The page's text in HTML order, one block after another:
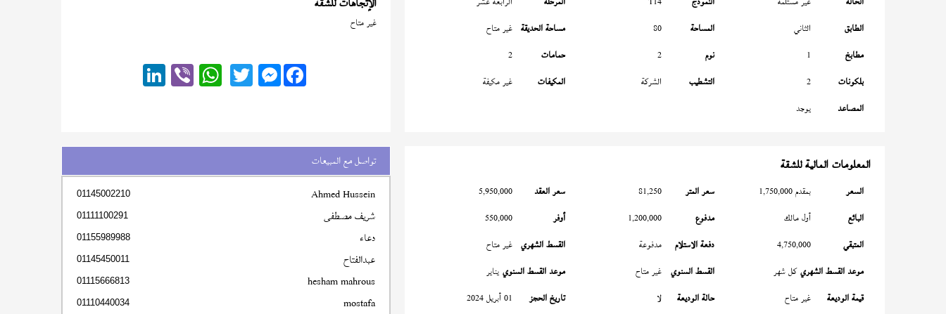
الطابق
الثاني المساحة 80 مساحة الحديقة غير متاح
مطابخ
1 نوم 2 حمامات
2
بلكونات
2 التشطيب الشركة المكيفات
غير مكيفة
المصاعد
يوجد
غير متاح
Messenger
المعلومات المالية للشقة
السعر بمقدم 1,750,000 سعر المتر 81,250 سعر العقد
5,950,000
البائع
أول مالك مدفوع 1,200,000 أوفر
550,000
المتبقي
4,750,000 دفعة الاستلام مدفوعة القسط الشهري غير متاح
موعد القسط الشهري كل شهر القسط السنوي غير متاح موعد القسط السنوي يناير
قيمة الوديعة
غير متاح حالة الوديعة لا تاريخ الحجز
01 أبريل 2024
تواصل مع المبيعات
Ahmed Hussein
01145002210
شريف مصطفى 01111100291
دعاء 01155989988
عبدالفتاح 01145450011
hesham mahrous
01115666813
mostafa
01110440034